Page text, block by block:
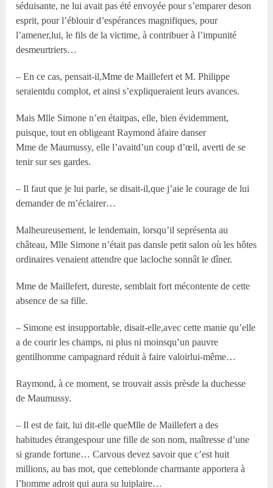
séduisante, ne lui avait pas été envoyée pour s’emparer deson
esprit, pour l’éblouir d’espérances magnifiques, pour
l’amener,lui, le fils de la victime, à contribuer à l’impunité
desmeurtriers…
– En ce cas, pensait-il,Mme de Maillefert et M. Philippe
seraientdu complot, et ainsi s’expliqueraient leurs avances.
Mais Mlle Simone n’en étaitpas, elle, bien évidemment,
puisque, tout en obligeant Raymond àfaire danser
Mme de Maumussy, elle l’avaitd’un coup d’œil, averti de se
tenir sur ses gardes.
– Il faut que je lui parle, se disait-il,que j’aie le courage de lui
demander de m’éclairer…
Malheureusement, le lendemain, lorsqu’il seprésenta au
château, Mlle Simone n’était pas dansle petit salon où les hôtes
ordinaires venaient attendre que lacloche sonnât le dîner.
Mme de Maillefert, dureste, semblait fort mécontente de cette
absence de sa fille.
– Simone est insupportable, disait-elle,avec cette manie qu’elle
a de courir les champs, ni plus ni moinsqu’un pauvre
gentilhomme campagnard réduit à faire valoirlui-même…
Raymond, à ce moment, se trouvait assis prèsde la duchesse
de Maumussy.
– Il est de fait, lui dit-elle queMlle de Maillefert a des
habitudes étrangespour une fille de son nom, maîtresse d’une
si grande fortune… Carvous devez savoir que c’est huit
millions, au bas mot, que cetteblonde charmante apportera à
l’homme adroit qui aura su luiplaire…